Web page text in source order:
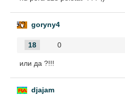
goryny4
18 0
или да ?!!!
djajam